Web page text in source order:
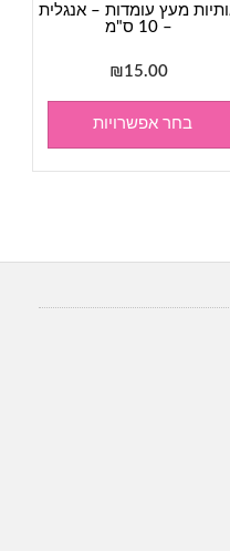
מעץ עומדות – אנגלית
– 10 ס"מ
₪15.00
בחר אפשרויות